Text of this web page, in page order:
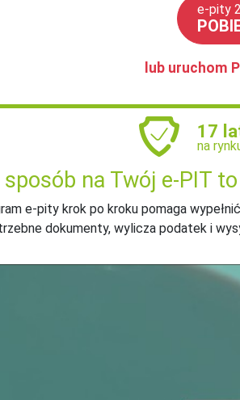
e-pity
lub uruchom
17
na
na Twój e-PIT
e-pity krok po kroku pomaga
dokumenty, wylicza podatek i